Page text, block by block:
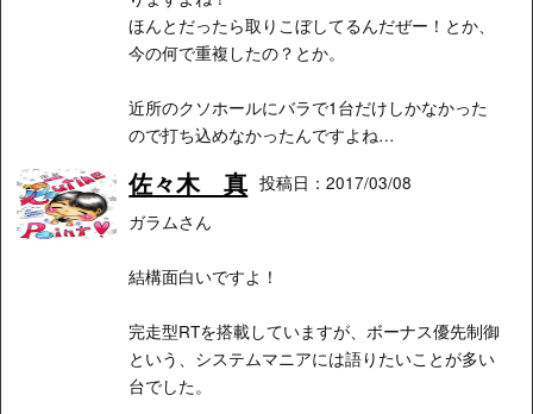
ほんとだったら取りこぼしてるんだぜー！とか、
今の何で重複したの？とか。
近所のクソホールにバラで1台だけしかなかった
ので打ち込めなかったんですよね…
佐々木 真 投稿日：2017/03/08
ガラムさん
結構面白いですよ！
完走型RTを搭載していますが、ボーナス優先制御
という、システムマニアには語りたいことが多い
台でした。